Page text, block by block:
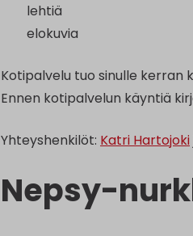
lehtiä
elokuvia
Kotipalvelu tuo sinulle kerran
Ennen kotipalvelun käyntiä
Yhteyshenkilöt: Katri Hartojoki
Nepsy-